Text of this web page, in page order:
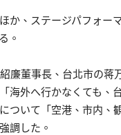
か、ステージパフォー
。
廉董事長、台北市の蒋
海外へ行かなくても、
ついて「空港、市内、
調した。